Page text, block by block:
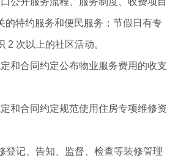
的特约服务和便民服务；节假日有专
2 次以上的社区活动。
和合同约定公布物业服务费用的收支
和合同约定规范使用住房专项维修资
登记、告知、监督、检查等装修管理